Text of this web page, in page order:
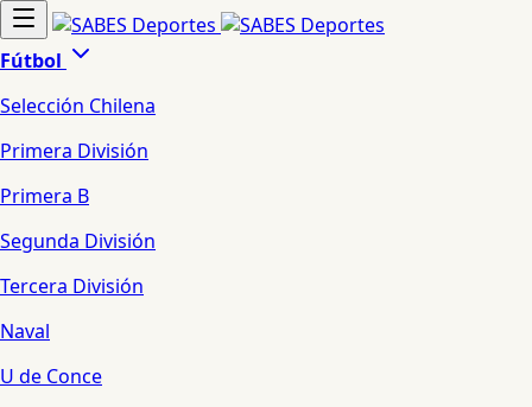
Fútbol
Selección Chilena
Primera División
Primera B
Segunda División
Tercera División
Naval
U de Conce